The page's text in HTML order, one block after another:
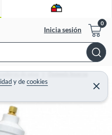
Inicia sesión
e
a
c
h
ydecookies
C
e
r
de agua Osmosis Inversa